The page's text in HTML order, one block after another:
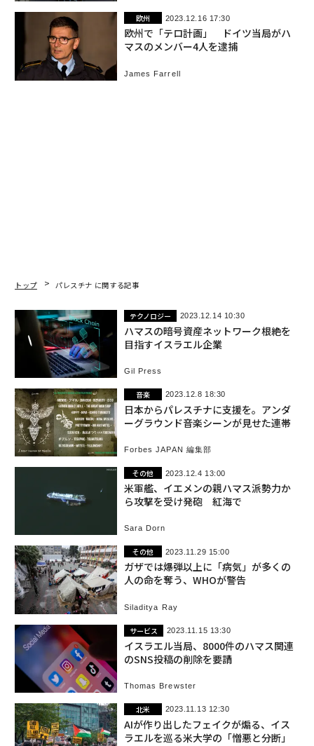
欧州 2023.12.16 17:30
欧州で「テロ計画」 ドイツ当局がハ
マスのメンバー4人を逮捕
James Farrell
トップ パレスチナ に関する記事
テクノロジー 2023.12.14 10:30
ハマスの暗号資産ネットワーク根絶を
目指すイスラエル企業
Gil Press
音楽 2023.12.8 18:30
日本からパレスチナに支援を。アンダ
ーグラウンド音楽シーンが見せた連帯
Forbes JAPAN 編集部
その他 2023.12.4 13:00
米軍艦、イエメンの親ハマス派勢力か
ら攻撃を受け発砲 紅海で
Sara Dorn
その他 2023.11.29 15:00
ガザでは爆弾以上に「病気」が多くの
人の命を奪う、WHOが警告
Siladitya Ray
サービス 2023.11.15 13:30
イスラエル当局、8000件のハマス関連
のSNS投稿の削除を要請
Thomas Brewster
北米 2023.11.13 12:30
AIが作り出したフェイクが煽る、イス
ラエルを巡る米大学の「憎悪と分断」